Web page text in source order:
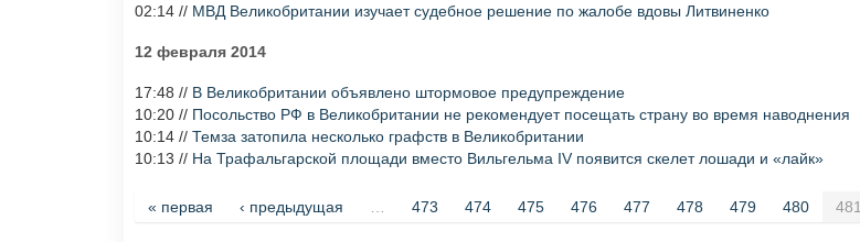
02:14 // МВД Великобритании изучает судебное решение по жалобе вдовы Литвиненко
12 февраля 2014
17:48 // В Великобритании объявлено штормовое предупреждение
10:20 // Посольство РФ в Великобритании не рекомендует посещать страну во время наводнения
10:14 // Темза затопила несколько графств в Великобритании
10:13 // На Трафальгарской площади вместо Вильгельма IV появится скелет лошади и «лайк»
Страницы
« первая ‹ предыдущая 473 474 475 476 477 478 479 480 481